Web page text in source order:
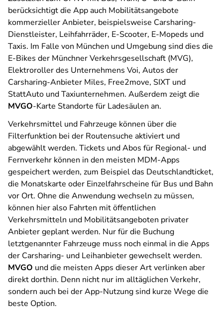
berücksichtigt die App auch Mobilitätsangebote
kommerzieller Anbieter, beispielsweise Carsharing-
Dienstleister, Leihfahrräder, E-Scooter, E-Mopeds und
Taxis. Im Falle von München und Umgebung sind dies die
E-Bikes der Münchner Verkehrsgesellschaft (MVG),
Elektroroller des Unternehmens Voi, Autos der
Carsharing-Anbieter Miles, Free2move, SIXT und
StattAuto und Taxiunternehmen. Außerdem zeigt die
MVGO-Karte Standorte für Ladesäulen an.
Verkehrsmittel und Fahrzeuge können über die
Filterfunktion bei der Routensuche aktiviert und
abgewählt werden. Tickets und Abos für Regional- und
Fernverkehr können in den meisten MDM-Apps
gespeichert werden, zum Beispiel das Deutschlandticket,
die Monatskarte oder Einzelfahrscheine für Bus und Bahn
vor Ort. Ohne die Anwendung wechseln zu müssen,
können hier also Fahrten mit öffentlichen
Verkehrsmitteln und Mobilitätsangeboten privater
Anbieter geplant werden. Nur für die Buchung
letztgenannter Fahrzeuge muss noch einmal in die Apps
der Carsharing- und Leihanbieter gewechselt werden.
MVGO und die meisten Apps dieser Art verlinken aber
direkt dorthin. Denn nicht nur im alltäglichen Verkehr,
sondern auch bei der App-Nutzung sind kurze Wege die
beste Option.